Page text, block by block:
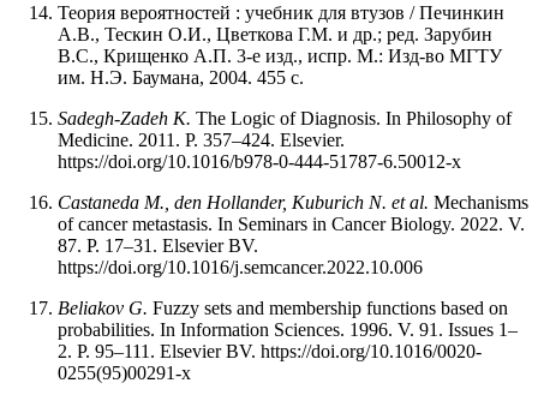
Теория вероятностей : учебник для втузов / Печинкин
А.В., Тескин О.И., Цветкова Г.М. и др.; ред. Зарубин
В.С., Крищенко А.П. 3-е изд., испр. М.: Изд-во МГТУ
им. Н.Э. Баумана, 2004. 455 с.
Sadegh-Zadeh K. The Logic of Diagnosis. In Philosophy of
Medicine. 2011. P. 357–424. Elsevier.
https://doi.org/10.1016/b978-0-444-51787-6.50012-x
Castaneda M., den Hollander, Kuburich N. et al. Mechanisms
of cancer metastasis. In Seminars in Cancer Biology. 2022. V.
87. P. 17–31. Elsevier BV.
https://doi.org/10.1016/j.semcancer.2022.10.006
Beliakov G. Fuzzy sets and membership functions based on
probabilities. In Information Sciences. 1996. V. 91. Issues 1–
2. P. 95–111. Elsevier BV. https://doi.org/10.1016/0020-
0255(95)00291-x